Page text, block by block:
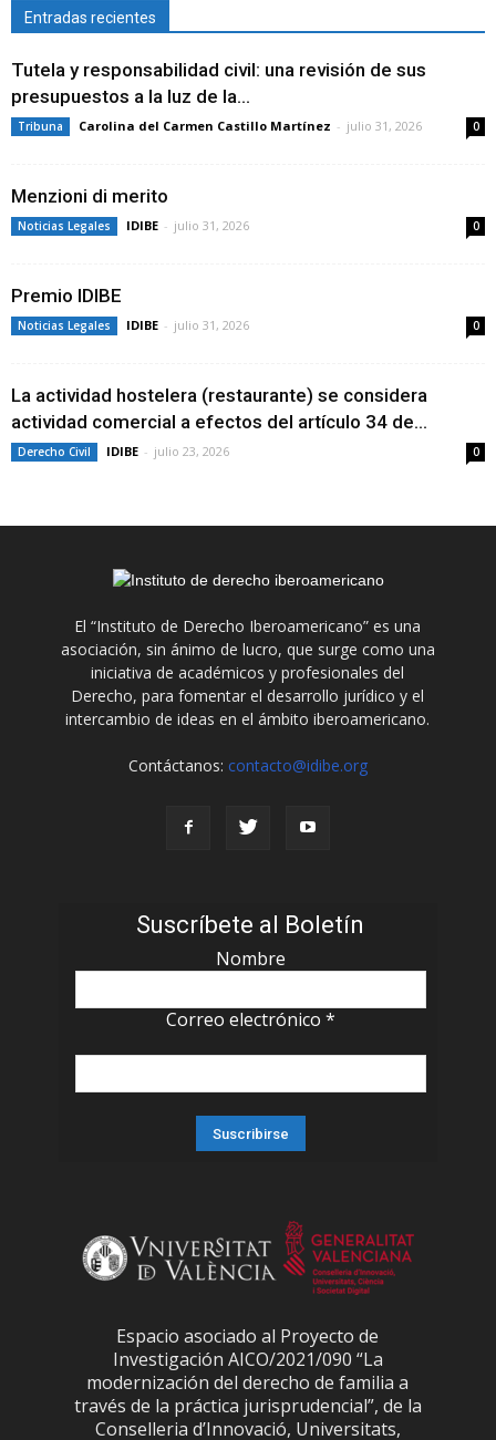
Entradas recientes
Tutela y responsabilidad civil: una revisión de sus
presupuestos a la luz de la...
Tribuna Carolina del Carmen Castillo Martínez - julio 31, 2026 0
Menzioni di merito
Noticias Legales IDIBE - julio 31, 2026 0
Premio IDIBE
Noticias Legales IDIBE - julio 31, 2026 0
La actividad hostelera (restaurante) se considera
actividad comercial a efectos del artículo 34 de...
Derecho Civil IDIBE - julio 23, 2026 0
El “Instituto de Derecho Iberoamericano” es una
asociación, sin ánimo de lucro, que surge como una
iniciativa de académicos y profesionales del
Derecho, para fomentar el desarrollo jurídico y el
intercambio de ideas en el ámbito iberoamericano.
Contáctanos: contacto@idibe.org
Suscríbete al Boletín
Nombre
Correo electrónico *
Espacio asociado al Proyecto de
Investigación AICO/2021/090 “La
modernización del derecho de familia a
través de la práctica jurisprudencial”, de la
Conselleria d’Innovació, Universitats,